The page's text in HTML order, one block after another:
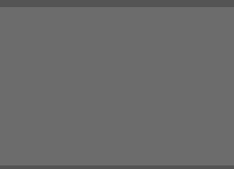
noticia de que ICUEE tiene un nuevo